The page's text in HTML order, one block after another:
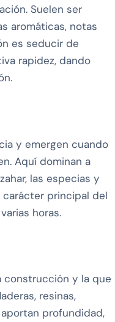
Suelen ser
aromáticas, notas
es seducir de
rapidez, dando
y emergen cuando
Aquí dominan a
las especias y
principal del
horas.
construcción y la que
resinas,
profundidad,